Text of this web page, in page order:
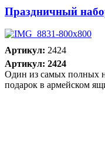
Праздничный
Артикул: 2424
Артикул: 2424
Один из самых полных
подарок в армейском